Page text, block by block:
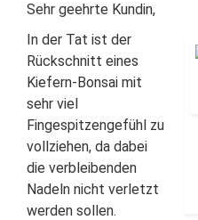
Sehr geehrte Kundin,
In der Tat ist der
Rückschnitt eines
Kiefern-Bonsai mit
sehr viel
Fingespitzengefühl zu
vollziehen, da dabei
die verbleibenden
Nadeln nicht verletzt
werden sollen.